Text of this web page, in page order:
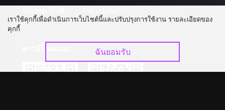
เราใช้คุกกี้เพื่อดำเนินการเว็บไซต์นี้และปรับปรุงการใช้งาน รายละเอียดของ
คุกกี้
ฉันยอมรับ